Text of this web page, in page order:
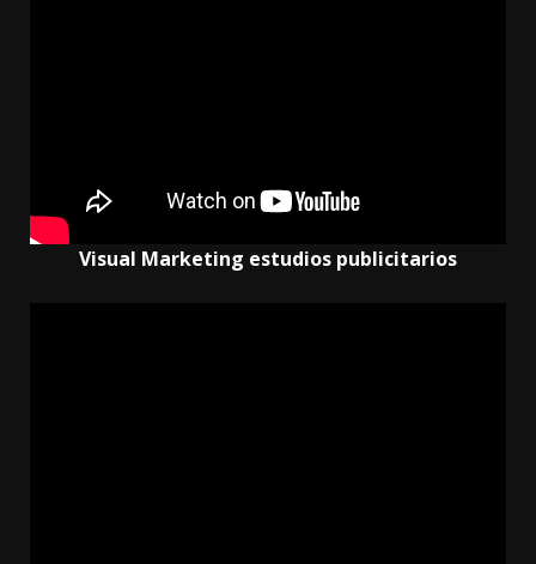
Visual Marketing estudios publicitarios